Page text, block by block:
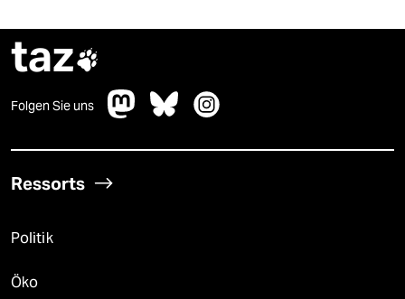
taz
Folgen Sie uns
Ressorts
Politik
Öko